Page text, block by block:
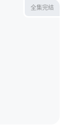
全集完结